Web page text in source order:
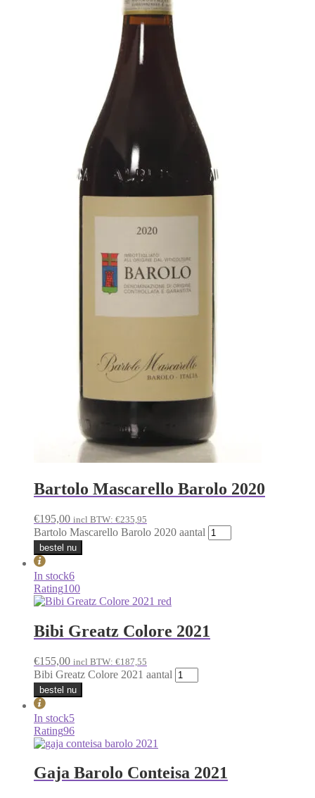
Bartolo Mascarello Barolo 2020
€195,00 incl BTW: €235,95
Bartolo Mascarello Barolo 2020 aantal
bestel nu
In stock6
Rating100
Bibi Greatz Colore 2021
€155,00 incl BTW: €187,55
Bibi Greatz Colore 2021 aantal
bestel nu
In stock5
Rating96
Gaja Barolo Conteisa 2021